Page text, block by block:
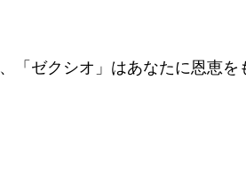
「ゼクシオ」はあなたに恩恵